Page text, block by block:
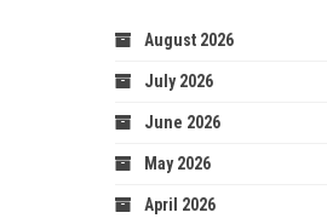
August 2026
July 2026
June 2026
May 2026
April 2026